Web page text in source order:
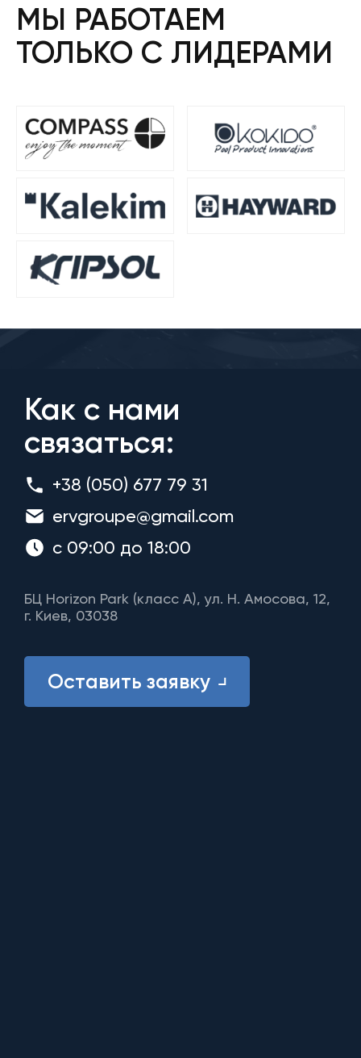
МЫ РАБОТАЕМ
ТОЛЬКО С ЛИДЕРАМИ
Как с нами
связаться:
+38 (050) 677 79 31
ervgroupe@gmail.com
с 09:00 до 18:00
БЦ Horizon Park (класс A), ул. Н. Амосова, 12,
г. Киев, 03038
Оставить заявку